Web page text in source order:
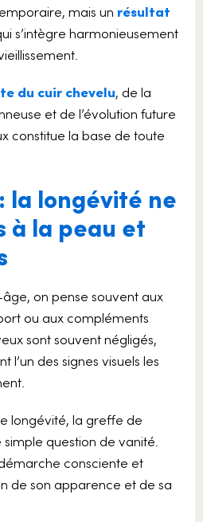
mais un résultat
s’intègre harmonieusement
du cuir chevelu, de la
et de l’évolution future
constitue la base de toute
la longévité ne
à la peau et
âge, on pense souvent aux
ou aux compléments
sont souvent négligés,
l’un des signes visuels les
longévité, la greffe de
question de vanité.
consciente et
de son apparence et de sa